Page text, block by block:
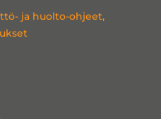
ja huolto-ohjeet,